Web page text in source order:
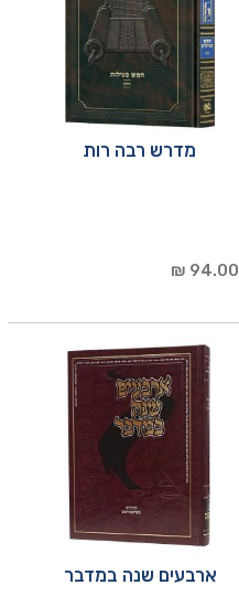
מדרש רבה רות
94.00 ₪
ארבעים שנה במדבר